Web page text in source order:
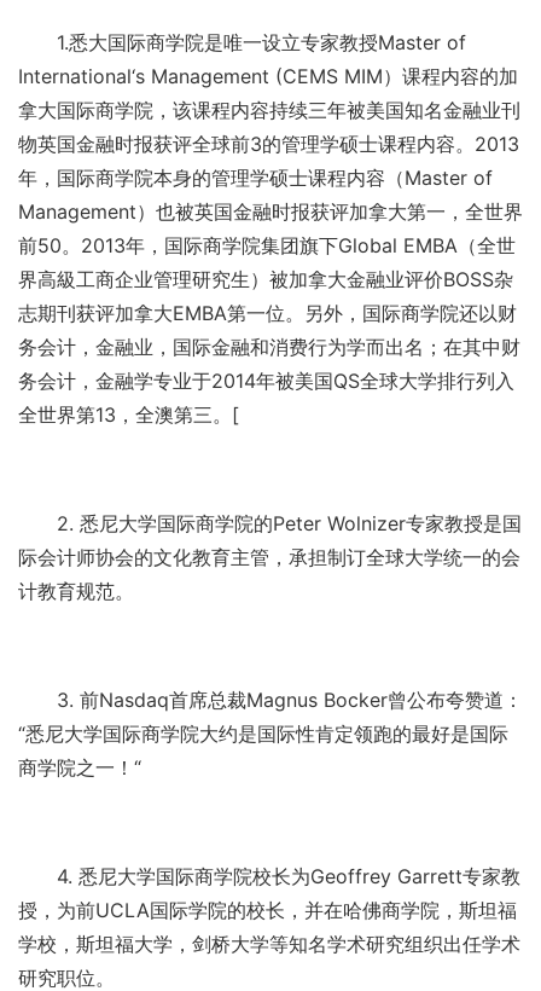
1.悉大国际商学院是唯一设立专家教授Master of
International‘s Management (CEMS MIM）课程内容的加
拿大国际商学院，该课程内容持续三年被美国知名金融业刊
物英国金融时报获评全球前3的管理学硕士课程内容。2013
年，国际商学院本身的管理学硕士课程内容（Master of
Management）也被英国金融时报获评加拿大第一，全世界
前50。2013年，国际商学院集团旗下Global EMBA（全世
界高級工商企业管理研究生）被加拿大金融业评价BOSS杂
志期刊获评加拿大EMBA第一位。另外，国际商学院还以财
务会计，金融业，国际金融和消费行为学而出名；在其中财
务会计，金融学专业于2014年被美国QS全球大学排行列入
全世界第13，全澳第三。[
2. 悉尼大学国际商学院的Peter Wolnizer专家教授是国
际会计师协会的文化教育主管，承担制订全球大学统一的会
计教育规范。
3. 前Nasdaq首席总裁Magnus Bocker曾公布夸赞道：
“悉尼大学国际商学院大约是国际性肯定领跑的最好是国际
商学院之一！“
4. 悉尼大学国际商学院校长为Geoffrey Garrett专家教
授，为前UCLA国际学院的校长，并在哈佛商学院，斯坦福
学校，斯坦福大学，剑桥大学等知名学术研究组织出任学术
研究职位。